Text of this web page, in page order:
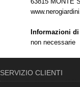
Informazioni
non necessarie
SERVIZIO CLIENTI